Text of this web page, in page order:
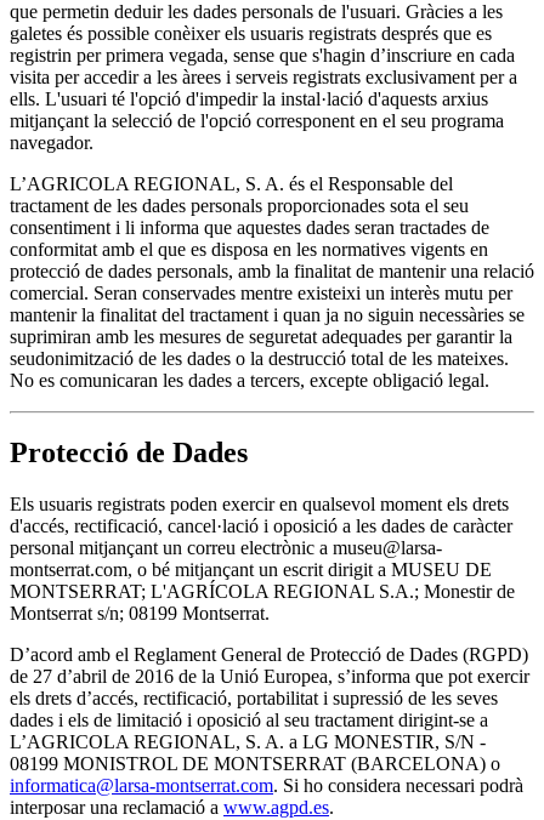
que permetin deduir les dades personals de l'usuari. Gràcies a les
galetes és possible conèixer els usuaris registrats després que es
registrin per primera vegada, sense que s'hagin d’inscriure en cada
visita per accedir a les àrees i serveis registrats exclusivament per a
ells. L'usuari té l'opció d'impedir la instal·lació d'aquests arxius
mitjançant la selecció de l'opció corresponent en el seu programa
navegador.
L’AGRICOLA REGIONAL, S. A. és el Responsable del
tractament de les dades personals proporcionades sota el seu
consentiment i li informa que aquestes dades seran tractades de
conformitat amb el que es disposa en les normatives vigents en
protecció de dades personals, amb la finalitat de mantenir una relació
comercial. Seran conservades mentre existeixi un interès mutu per
mantenir la finalitat del tractament i quan ja no siguin necessàries se
suprimiran amb les mesures de seguretat adequades per garantir la
seudonimització de les dades o la destrucció total de les mateixes.
No es comunicaran les dades a tercers, excepte obligació legal.
Protecció de Dades
Els usuaris registrats poden exercir en qualsevol moment els drets
d'accés, rectificació, cancel·lació i oposició a les dades de caràcter
personal mitjançant un correu electrònic a museu@larsa-
montserrat.com, o bé mitjançant un escrit dirigit a MUSEU DE
MONTSERRAT; L'AGRÍCOLA REGIONAL S.A.; Monestir de
Montserrat s/n; 08199 Montserrat.
D’acord amb el Reglament General de Protecció de Dades (RGPD)
de 27 d’abril de 2016 de la Unió Europea, s’informa que pot exercir
els drets d’accés, rectificació, portabilitat i supressió de les seves
dades i els de limitació i oposició al seu tractament dirigint-se a
L’AGRICOLA REGIONAL, S. A. a LG MONESTIR, S/N -
08199 MONISTROL DE MONTSERRAT (BARCELONA) o
informatica@larsa-montserrat.com. Si ho considera necessari podrà
interposar una reclamació a www.agpd.es.